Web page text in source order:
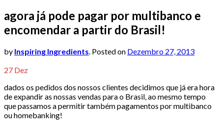
agora já pode pagar por multibanco e
encomendar a partir do Brasil!
by Inspiring Ingredients. Posted on Dezembro 27, 2013
27 Dez
dados os pedidos dos nossos clientes decidimos que já era hora
de expandir as nossas vendas para o Brasil, ao mesmo tempo
que passamos a permitir também pagamentos por multibanco
ou homebanking!